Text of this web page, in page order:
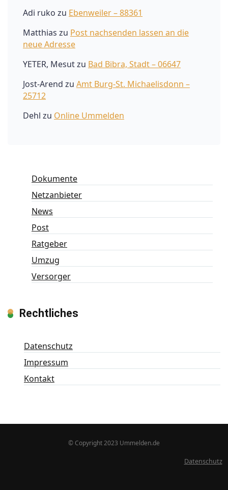
Adi ruko zu Ebenweiler – 88361
Matthias zu Post nachsenden lassen an die
neue Adresse
YETER, Mesutzu Bad Bibra, Stadt – 06647
Jost-Arend zu Amt Burg-St. Michaelisdonn –
25712
Dehl zu Online Ummelden
Dokumente
Netzanbieter
News
Post
Ratgeber
Umzug
Versorger
Rechtliches
Datenschutz
Impressum
Kontakt
© Copyright 2023 Ummelden.de
Datenschutz